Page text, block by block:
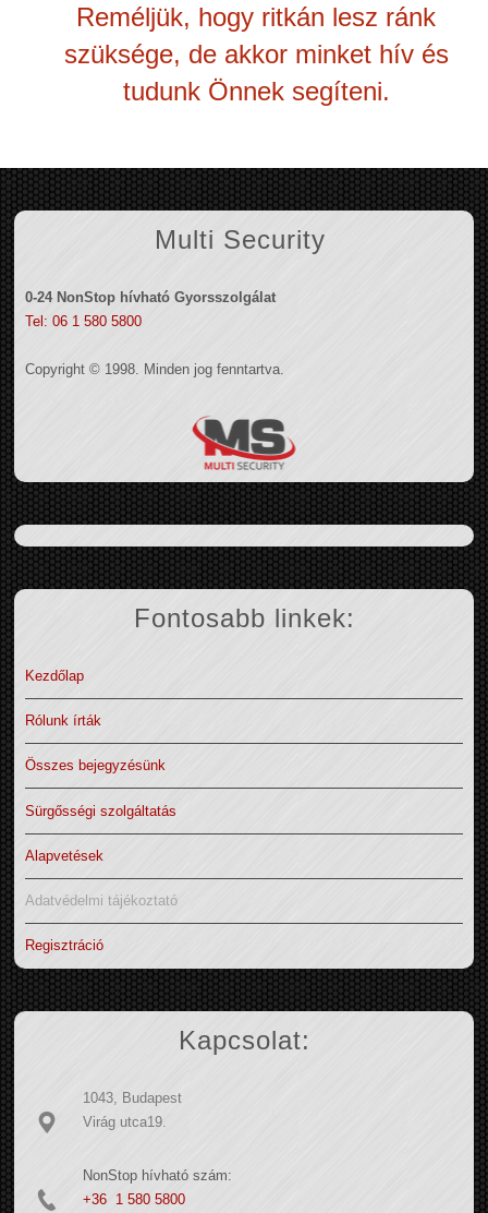
Reméljük, hogy ritkán lesz ránk
szüksége, de akkor minket hív és
tudunk Önnek segíteni.
Multi Security
0-24 NonStop hívható Gyorsszolgálat
Tel: 06 1 580 5800
Copyright © 1998. Minden jog fenntartva.
Fontosabb linkek:
Kezdőlap
Rólunk írták
Összes bejegyzésünk
Sürgősségi szolgáltatás
Alapvetések
Adatvédelmi tájékoztató
Regisztráció
Kapcsolat:
1043, Budapest
Virág utca19.
NonStop hívható szám:
+36 1 580 5800